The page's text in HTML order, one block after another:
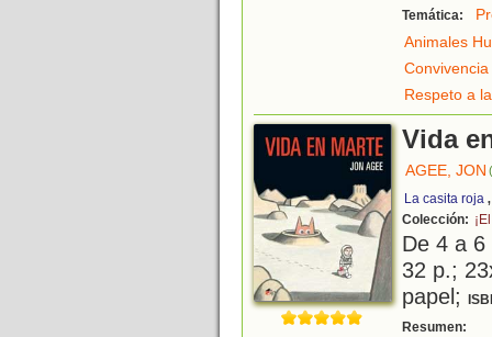
Temática:
Animales
Convivencia
Respeto a
Vida
AGEE, JON
La casita roja
Colección:
De 4 a
32 p.;
papel;
Resumen: